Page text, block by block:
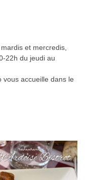
et mercredis,
22h du jeudi au
vous accueille dans le